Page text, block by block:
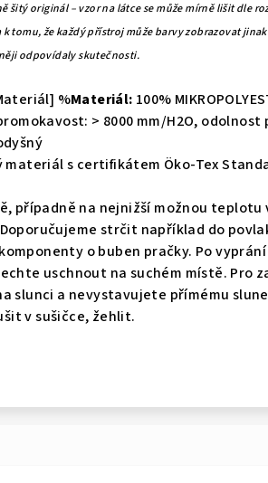
šitý originál – vzor na látce se může mírně lišit dle
tomu, že každý přístroj může barvy zobrazovat
odpovídaly skutečnosti.
%Materiál: 100%
> 8000 mm/H2O,
s certifikátem Öko-Tex
případně na nejnižší možnou teplotu
strčit například do
o buben pračky. Po
uschnout na suchém místě. Pro
slunci a nevystavujete přímému
v sušičce, žehlit.